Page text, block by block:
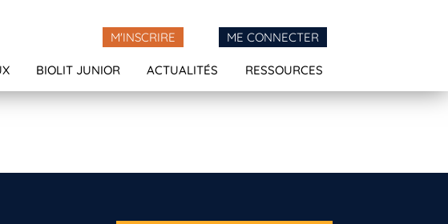
M'INSCRIRE ME CONNECTER
BIOLIT JUNIOR ACTUALITÉS RESSOURCES